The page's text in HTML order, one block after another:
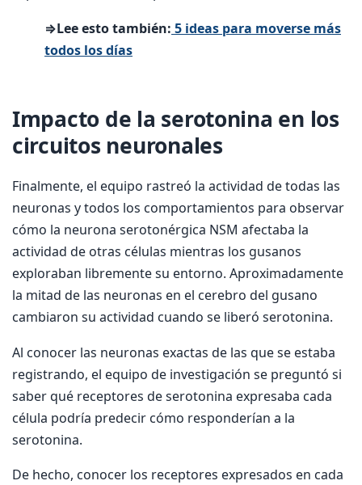
⇒Lee esto también: 5 ideas para moverse más
todos los días
Impacto de la serotonina en los
circuitos neuronales
Finalmente, el equipo rastreó la actividad de todas las
neuronas y todos los comportamientos para observar
cómo la neurona serotonérgica NSM afectaba la
actividad de otras células mientras los gusanos
exploraban libremente su entorno. Aproximadamente
la mitad de las neuronas en el cerebro del gusano
cambiaron su actividad cuando se liberó serotonina.
Al conocer las neuronas exactas de las que se estaba
registrando, el equipo de investigación se preguntó si
saber qué receptores de serotonina expresaba cada
célula podría predecir cómo responderían a la
serotonina.
De hecho, conocer los receptores expresados en cada